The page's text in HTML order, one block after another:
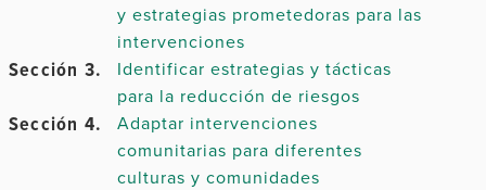
Capítulo 5.
y estrategias prometedoras para las
intervenciones
Sección 3.
Identificar estrategias y tácticas
para la reducción de riesgos
Sección 4.
Adaptar intervenciones
comunitarias para diferentes
culturas y comunidades